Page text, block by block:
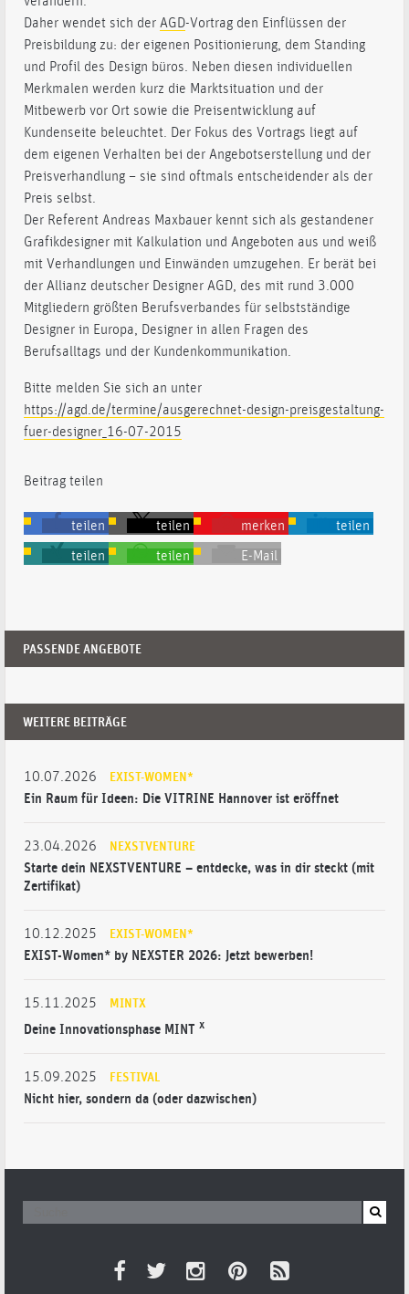
Daher wendet sich der AGD-Vortrag den Einflüssen der
Preisbildung zu: der eigenen Positionierung, dem Standing
und Profil des Design büros. Neben diesen individuellen
Merkmalen werden kurz die Marktsituation und der
Mitbewerb vor Ort sowie die Preisentwicklung auf
Kundenseite beleuchtet. Der Fokus des Vortrags liegt auf
dem eigenen Verhalten bei der Angebotserstellung und der
Preisverhandlung – sie sind oftmals entscheidender als der
Preis selbst.
Der Referent Andreas Maxbauer kennt sich als gestandener
Grafikdesigner mit Kalkulation und Angeboten aus und weiß
mit Verhandlungen und Einwänden umzugehen. Er berät bei
der Allianz deutscher Designer AGD, des mit rund 3.000
Mitgliedern größten Berufs­verbandes für selbstständige
Designer in Europa, Designer in allen Fragen des
Berufsalltags und der Kundenkommunikation.
Bitte melden Sie sich an unter
https://agd.de/termine/ausgerechnet-design-preisgestaltung-
fuer-designer_16-07-2015
Beitrag teilen
teilen teilen merken teilen
teilen teilen E-Mail
PASSENDE ANGEBOTE
WEITERE BEITRÄGE
10.07.2026 EXIST-WOMEN*
Ein Raum für Ideen: Die VITRINE Hannover ist eröffnet
23.04.2026 NEXSTVENTURE
Starte dein NEXSTVENTURE – entdecke, was in dir steckt (mit
Zertifikat)
10.12.2025 EXIST-WOMEN*
EXIST-Women* by NEXSTER 2026: Jetzt bewerben!
15.11.2025 MINTX
Deine Innovationsphase MINT x
15.09.2025 FESTIVAL
Nicht hier, sondern da (oder dazwischen)